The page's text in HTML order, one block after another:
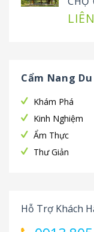
Cẩm Nang
Khám Phá
Kinh Nghiệm
Ẩm Thực
Thư Giản
Hỗ Trợ Khách